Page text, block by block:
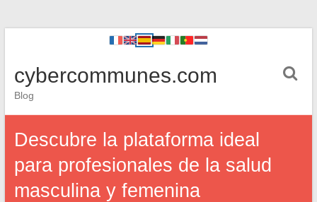
cybercommunes.com
Blog
Descubre la plataforma ideal
para profesionales de la salud
masculina y femenina